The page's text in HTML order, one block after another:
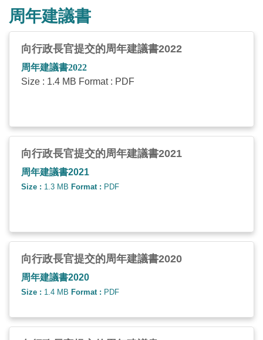
周年建議書
向行政長官提交的周年建議書2022
周年建議書2022
Size : 1.4 MB Format : PDF
向行政長官提交的周年建議書2021
周年建議書2021
Size : 1.3 MB Format : PDF
向行政長官提交的周年建議書2020
周年建議書2020
Size : 1.4 MB Format : PDF